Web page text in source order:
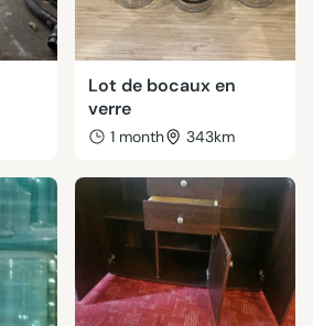
Lot de bocaux en
verre
1 month 343km